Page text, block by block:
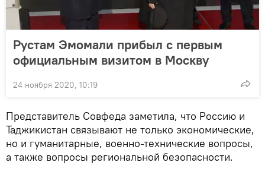
Рустам Эмомали прибыл с первым
официальным визитом в Москву
24 ноября 2020, 10:19
Представитель Совфеда заметила, что Россию и
Таджикистан связывают не только экономические,
но и гуманитарные, военно-технические вопросы,
а также вопросы региональной безопасности.